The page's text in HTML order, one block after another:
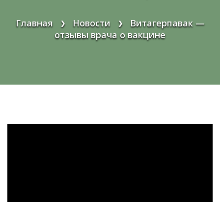
Главная ❯ Новости ❯
Витагерпавак —
отзывы врача о вакцине